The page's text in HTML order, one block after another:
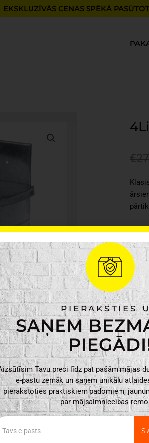
EKSKLUZĪVĀS CENAS SPĒKĀ
€
4Living
ar
krānu,
10L
PIERAKSTIES
SAŅEM
Tavu preci līdz pat pašām mājas
e-pastu zemāk un saņem unikālu
pierakstoties praktiskiem padomiem,
par mājsaimniecības